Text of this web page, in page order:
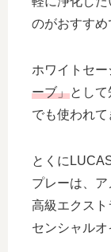
のがおすすめ
ホワイトセ
ーブ」とし
でも使われて
とくに
プレーは、
高級エクス
センシャルオ